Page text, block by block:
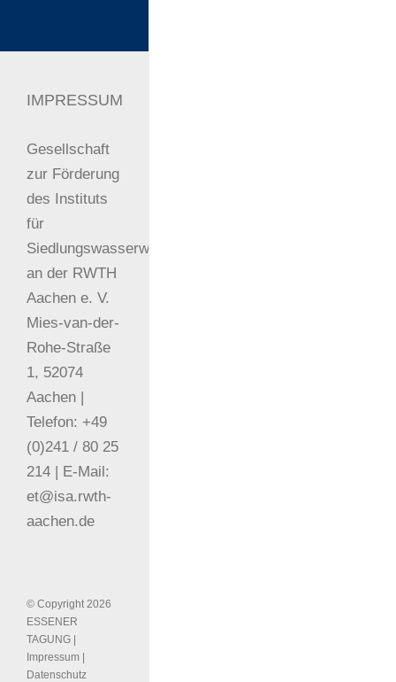
IMPRESSUM
Gesellschaft
zur Förderung
des Instituts
für
Siedlungswasserwirtschaft
an der RWTH
Aachen e. V.
Mies-van-der-
Rohe-Straße
1, 52074
Aachen |
Telefon: +49
(0)241 / 80 25
214 | E-Mail:
et@isa.rwth-
aachen.de
© Copyright2026
ESSENER
TAGUNG
Impressum
Datenschutz